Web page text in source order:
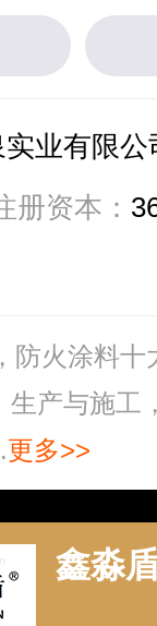
业有限公
册资本：
防火涂料
产与施工
更多>>
鑫淼